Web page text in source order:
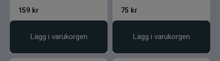
159 kr
Lägg i varukorgen
75 kr
Lägg i varukorgen